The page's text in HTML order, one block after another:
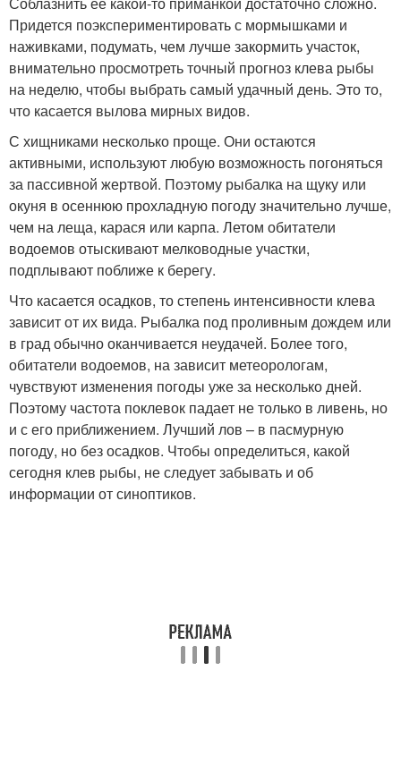
Придется поэкспериментировать с мормышками и
наживками, подумать, чем лучше закормить участок,
внимательно просмотреть точный прогноз клева рыбы
на неделю, чтобы выбрать самый удачный день. Это то,
что касается вылова мирных видов.
С хищниками несколько проще. Они остаются
активными, используют любую возможность погоняться
за пассивной жертвой. Поэтому рыбалка на щуку или
окуня в осеннюю прохладную погоду значительно лучше,
чем на леща, карася или карпа. Летом обитатели
водоемов отыскивают мелководные участки,
подплывают поближе к берегу.
Что касается осадков, то степень интенсивности клева
зависит от их вида. Рыбалка под проливным дождем или
в град обычно оканчивается неудачей. Более того,
обитатели водоемов, на зависит метеорологам,
чувствуют изменения погоды уже за несколько дней.
Поэтому частота поклевок падает не только в ливень, но
и с его приближением. Лучший лов – в пасмурную
погоду, но без осадков. Чтобы определиться, какой
сегодня клев рыбы, не следует забывать и об
информации от синоптиков.